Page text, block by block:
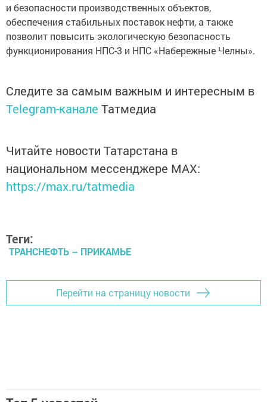
и безопасности производственных объектов,
обеспечения стабильных поставок нефти, а также
позволит повысить экологическую безопасность
функционирования НПС-3 и НПС «Набережные Челны».
Следите за самым важным и интересным в
Telegram-канале Татмедиа
Читайте новости Татарстана в
национальном мессенджере MАХ:
https://max.ru/tatmedia
Теги:
ТРАНСНЕФТЬ – ПРИКАМЬЕ
Перейти на страницу новости